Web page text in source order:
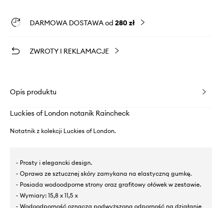
DARMOWA DOSTAWA od 280 zł
ZWROTY I REKLAMACJE
Opis produktu
Luckies of London notanik Raincheck
Notatnik z kolekcji Luckies of London.
- Prosty i elegancki design.
- Oprawa ze sztucznej skóry zamykana na elastyczną gumkę.
- Posiada wodoodporne strony oraz grafitowy ołówek w zestawie.
- Wymiary: 15,8 x 11,5 x
- Wodoodporność oznacza podwyższoną odporność na działanie